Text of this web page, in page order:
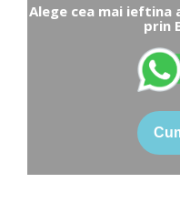
Alege cea mai ieftina
prin